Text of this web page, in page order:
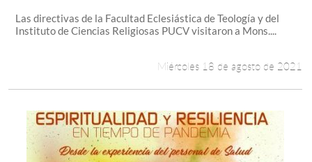
Las directivas de la Facultad Eclesiástica de Teología y del
Instituto de Ciencias Religiosas PUCV visitaron a Mons....
Miércoles 18 de agosto de 2021